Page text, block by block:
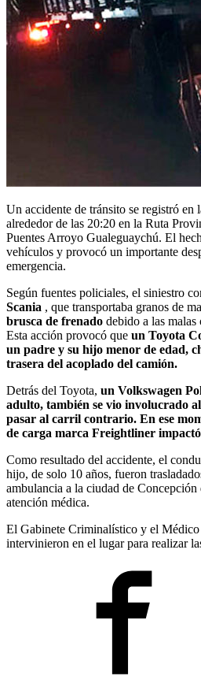
Un accidente de tránsito se registró en
alrededor de las 20:20 en la Ruta
Puentes Arroyo Gualeguaychú. El
vehículos y provocó un importante
emergencia.
Según fuentes policiales, el siniestro
Scania , que transportaba granos de
brusca de frenado debido a las malas
Esta acción provocó que un Toyota
un padre y su hijo menor de edad,
trasera del acoplado del camión.
Detrás del Toyota, un Volkswagen
adulto, también se vio involucrado
pasar al carril contrario. En ese
de carga marca Freightliner
Como resultado del accidente, el
hijo, de solo 10 años, fueron
ambulancia a la ciudad de
atención médica.
El Gabinete Criminalístico y el
intervinieron en el lugar para realizar